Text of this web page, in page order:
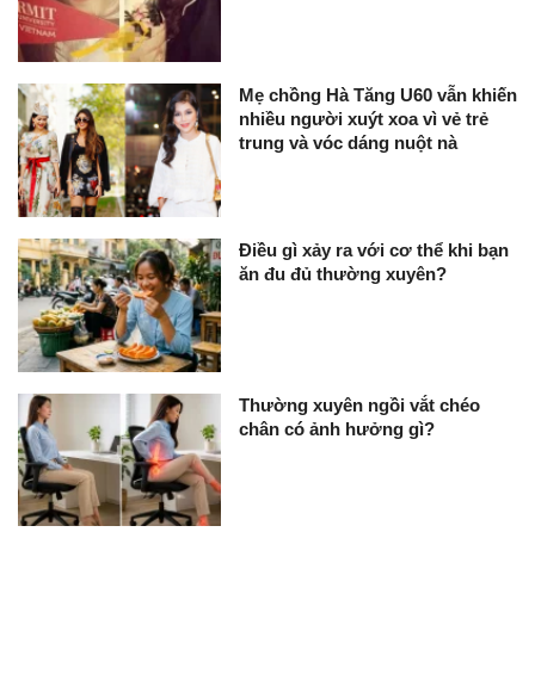
Mẹ chồng Hà Tăng U60 vẫn khiến
nhiều người xuýt xoa vì vẻ trẻ
trung và vóc dáng nuột nà
Điều gì xảy ra với cơ thể khi bạn
ăn đu đủ thường xuyên?
Thường xuyên ngồi vắt chéo
chân có ảnh hưởng gì?